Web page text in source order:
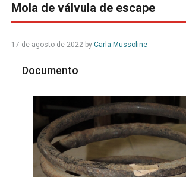
Mola de válvula de escape
17 de agosto de 2022by Carla Mussoline
Documento